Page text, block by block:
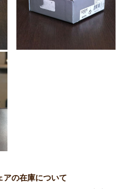
アの在庫について